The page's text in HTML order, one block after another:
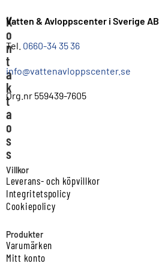
K
o
n
t
a
k
t
a
o
s
s
Vatten & Avloppscenter i Sverige AB
Tel. 0660-34 35 36
info@vattenavloppscenter.se
Org.nr 559439-7605
Villkor
Leverans- och köpvillkor
Integritetspolicy
Cookiepolicy
Produkter
Varumärken
Mitt konto